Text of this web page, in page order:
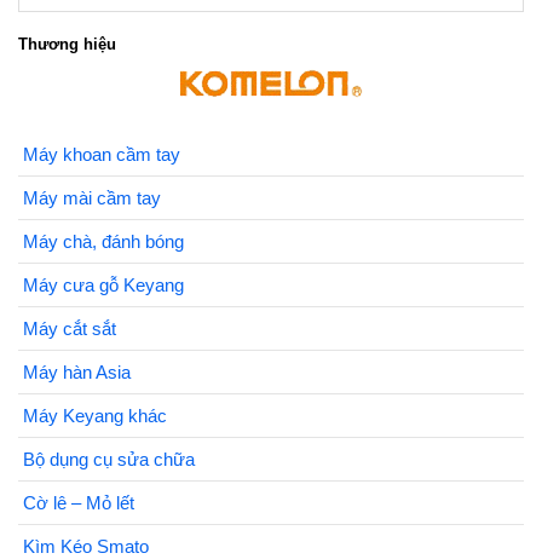
Thương hiệu
Máy khoan cầm tay
Máy mài cầm tay
Máy chà, đánh bóng
Máy cưa gỗ Keyang
Máy cắt sắt
Máy hàn Asia
Máy Keyang khác
Bộ dụng cụ sửa chữa
Cờ lê – Mỏ lết
Kìm Kéo Smato